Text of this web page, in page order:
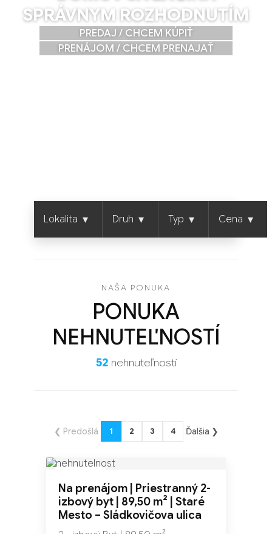
SPRÁVNYM ROZHODNUTÍM
PREDAJ / CHCEM KÚPIŤ
PRENÁJOM / CHCEM PRENAJAŤ
Lokalita ▾ Druh ▾ Typ ▾ Cena ▾
NAŠA PONUKA
PONUKA
NEHNUTEĽNOSTÍ
52 nehnuteľností
❮ Predošlá 1 2 3 4 Ďalšia ❯
TOP
Na prenájom | Priestranný 2-
izbový byt | 89,50 m² | Staré
Mesto – Sládkovičova ulica